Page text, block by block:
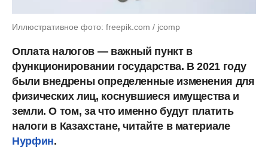
Иллюстративное фото: freepik.com / jcomp
Оплата налогов — важный пункт в
функционировании государства. В 2021 году
были внедрены определенные изменения для
физических лиц, коснувшиеся имущества и
земли. О том, за что именно будут платить
налоги в Казахстане, читайте в материале
Нурфин.